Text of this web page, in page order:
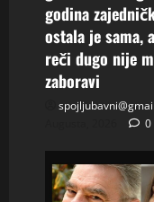
godina
ostala je sama,
reči dugo nije
zaboravi
0